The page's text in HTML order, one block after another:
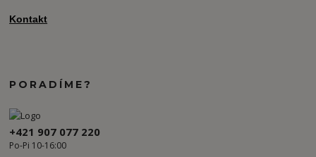
Kontakt
PORADÍME?
+421 907 077 220
Po-Pi 10-16:00